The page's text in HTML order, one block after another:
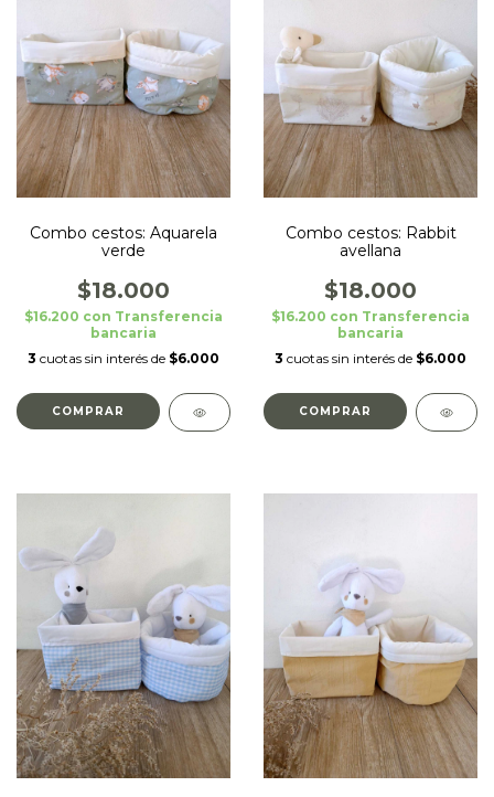
Combo cestos: Aquarela
verde
$18.000
$16.200 con Transferencia
bancaria
3 cuotas sin interés de $6.000
Combo cestos: Rabbit
avellana
$18.000
$16.200 con Transferencia
bancaria
3 cuotas sin interés de $6.000